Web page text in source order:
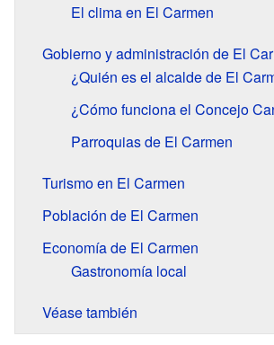
El clima en El Carmen
Gobierno y administración de El
¿Quién es el alcalde de El
¿Cómo funciona el Concejo
Parroquias de El Carmen
Turismo en El Carmen
Población de El Carmen
Economía de El Carmen
Gastronomía local
Véase también